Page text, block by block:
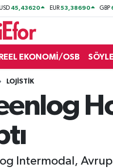
45,43620 EUR53,38690 GBP
REEL EKONOMİ/OSB
LOJİSTİK
Intermodal,